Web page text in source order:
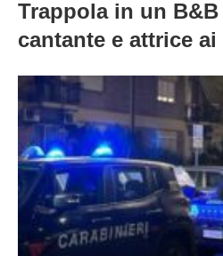
Trappola in un
cantante e attrice